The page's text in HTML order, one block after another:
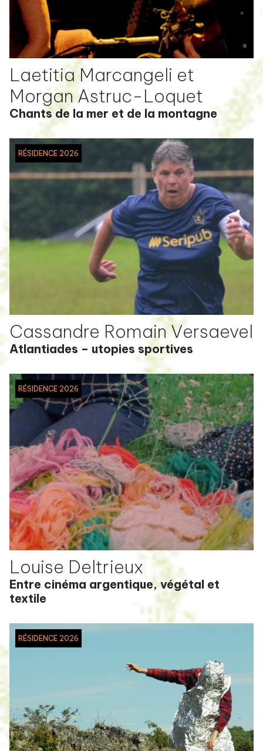
Laetitia Marcangeli et
Morgan Astruc-Loquet
Chants de la mer et de la montagne
RÉSIDENCE 2026
Cassandre Romain Versaevel
Atlantiades – utopies sportives
RÉSIDENCE 2026
Louise Deltrieux
Entre cinéma argentique, végétal et
textile
RÉSIDENCE 2026